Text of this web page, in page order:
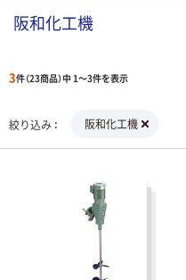
阪和化工機
3件（23商品）中 1～3件を表示
絞り込み 阪和化工機